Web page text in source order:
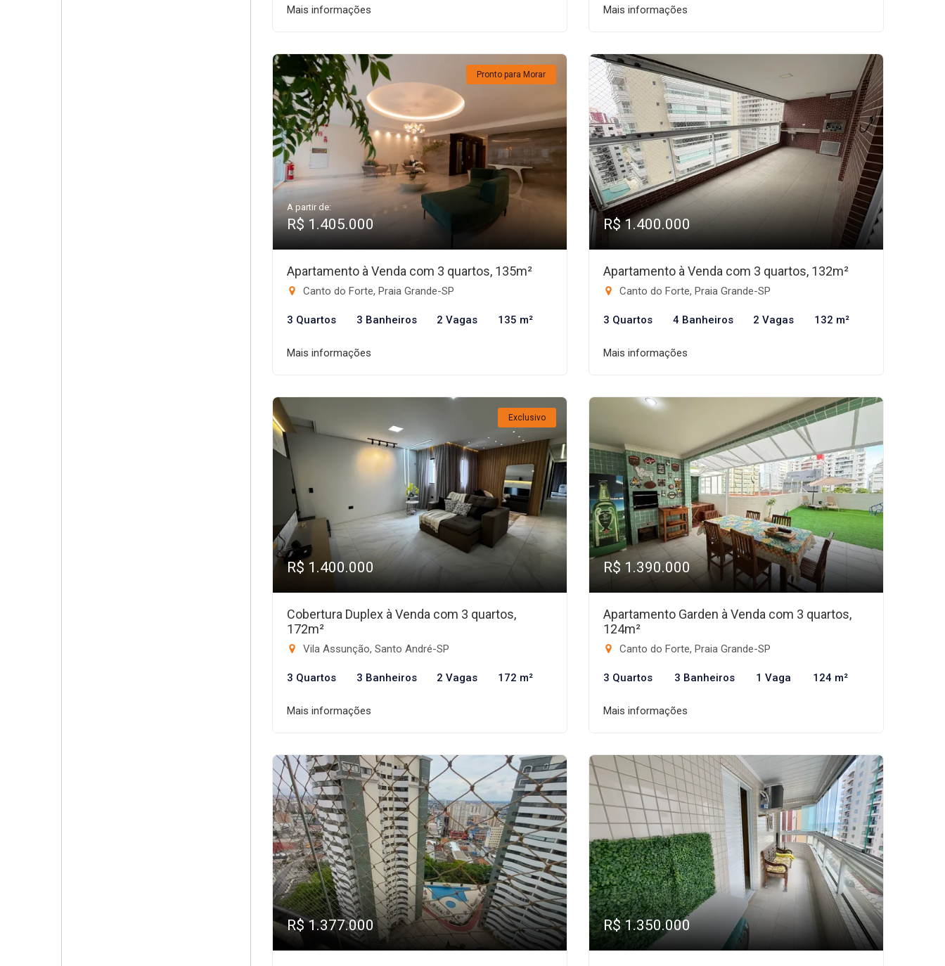
Mais informações Mais informações
Pronto para Morar
A partir de:
R$ 1.405.000
Apartamento à Venda com 3 quartos, 135m²
Canto do Forte, Praia Grande-SP
3 Quartos 3 Banheiros 2 Vagas 135 m²
Mais informações
R$ 1.400.000
Apartamento à Venda com 3 quartos, 132m²
Canto do Forte, Praia Grande-SP
3 Quartos 4 Banheiros 2 Vagas 132 m²
Mais informações
Exclusivo
R$ 1.400.000
Cobertura Duplex à Venda com 3 quartos,
172m²
Vila Assunção, Santo André-SP
3 Quartos 3 Banheiros 2 Vagas 172 m²
Mais informações
R$ 1.390.000
Apartamento Garden à Venda com 3 quartos,
124m²
Canto do Forte, Praia Grande-SP
3 Quartos 3 Banheiros 1 Vaga 124 m²
Mais informações
R$ 1.377.000 R$ 1.350.000